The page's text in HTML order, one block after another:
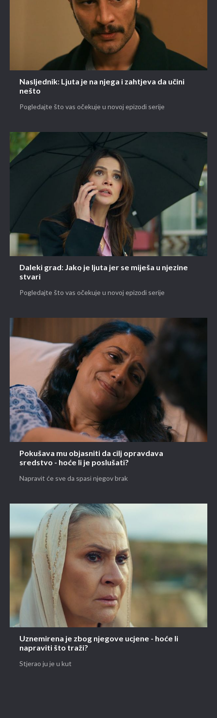
Nasljednik: Ljuta je na njega i zahtjeva da učini
nešto
Pogledajte što vas očekuje u novoj epizodi serije
Daleki grad: Jako je ljuta jer se miješa u njezine
stvari
Pogledajte što vas očekuje u novoj epizodi serije
Pokušava mu objasniti da cilj opravdava
sredstvo - hoće li je poslušati?
Napravit će sve da spasi njegov brak
Uznemirena je zbog njegove ucjene - hoće li
napraviti što traži?
Stjerao ju je u kut